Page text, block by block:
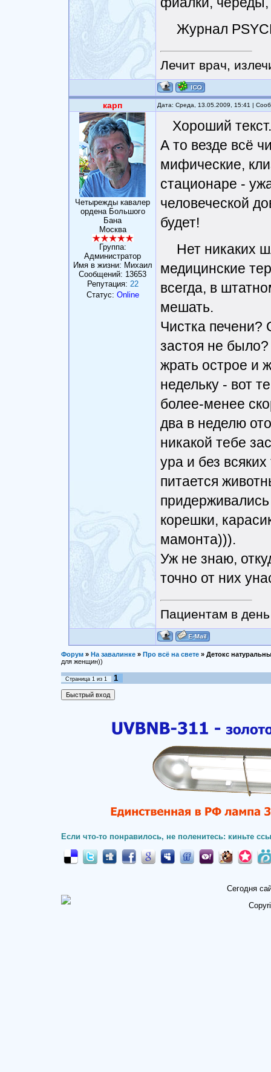
Журнал
Лечит врач,
карп Дата: Среда, 13.05.2009, 15:41 |
Четырежды кавалер
ордена Большого
Бана
Москва
Группа:
Администратор
Имя в жизни: Михаил
Сообщений: 13653
Репутация: 22
Статус: Online
Хороший текст.
А то везде всё
мифические,
стационаре -
человеческой
будет!
Нет никаких
медицинские
всегда, в
мешать.
Чистка печени?
застоя не
жрать острое и
недельку - вот
более-менее
два в неделю
никакой тебе
ура и без
питается
корешки,
мамонта))).
Уж не знаю,
точно от них
Пациентам в
Форум » На завалинке » Про всё на свете » Детокс
для женщин))
Страница 1 из 1 1
Если что-то понравилось, не поленитесь: киньте
Сегодня